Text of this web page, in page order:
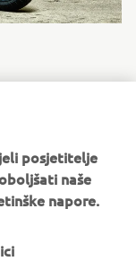
posjetitelje
naše
napore.